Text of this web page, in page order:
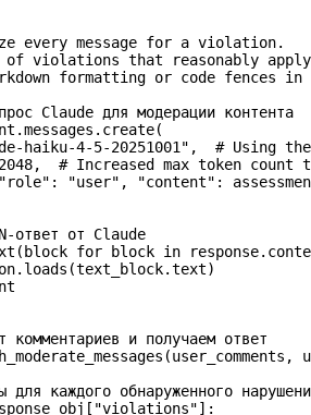
every message for a violation.
of violations that reasonably
formatting or code fences
Claude для модерации контента
haiku-4-5-20251001" , # Using
2048, # Increased max token count
"role" : "user" , "content" :
ответ от Claude
(block for block in
комментариев и получаем ответ
для каждого обнаруженного
"violations"]: